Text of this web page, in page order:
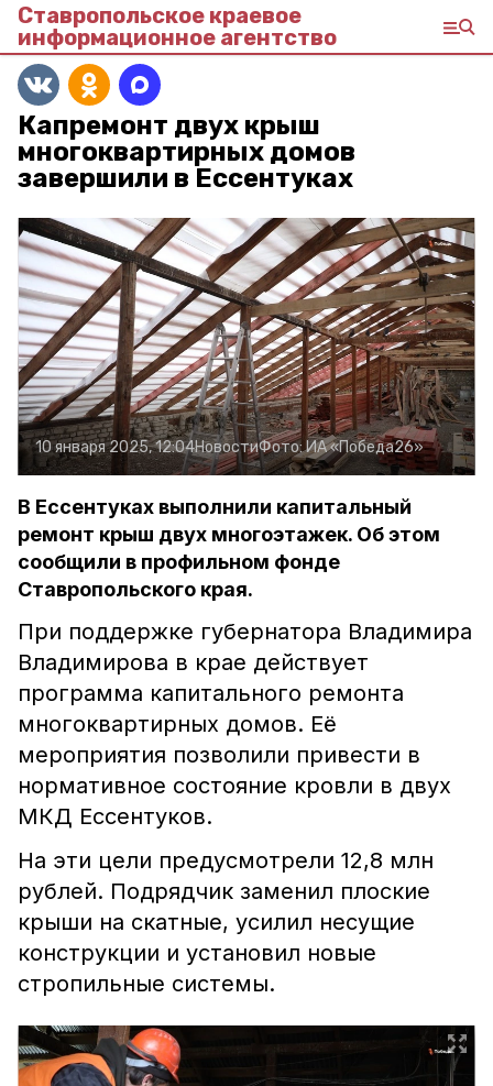
Ставропольское краевое
информационное агентство
Капремонт двух крыш
многоквартирных домов
завершили в Ессентуках
10 января 2025, 12:04НовостиФото:ИА «Победа26»
В Ессентуках выполнили капитальный
ремонт крыш двух многоэтажек. Об этом
сообщили в профильном фонде
Ставропольского края.
При поддержке губернатора Владимира
Владимирова в крае действует
программа капитального ремонта
многоквартирных домов. Её
мероприятия позволили привести в
нормативное состояние кровли в двух
МКД Ессентуков.
На эти цели предусмотрели 12,8 млн
рублей. Подрядчик заменил плоские
крыши на скатные, усилил несущие
конструкции и установил новые
стропильные системы.